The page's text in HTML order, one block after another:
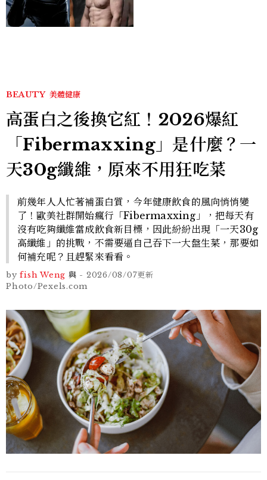
BEAUTY 美體健康
高蛋白之後換它紅！2026爆紅
「Fibermaxxing」是什麼？一
天30g纖維，原來不用狂吃菜
前幾年人人忙著補蛋白質，今年健康飲食的風向悄悄變
了！歐美社群開始瘋行「Fibermaxxing」，把每天有
沒有吃夠纖維當成飲食新目標，因此紛紛出現「一天30g
高纖維」的挑戰，不需要逼自己吞下一大盤生菜，那要如
何補充呢？且趕緊來看看。
by fish Weng 與 - 2026/08/07更新
Photo/Pexels.com